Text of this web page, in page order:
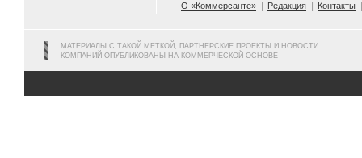
О «Коммерсанте»
Редакция Контакты
МАТЕРИАЛЫ С ТАКОЙ МЕТКОЙ, ПАРТНЕРСКИЕ ПРОЕКТЫ И НОВОСТИ
КОМПАНИЙ ОПУБЛИКОВАНЫ НА КОММЕРЧЕСКОЙ ОСНОВЕ